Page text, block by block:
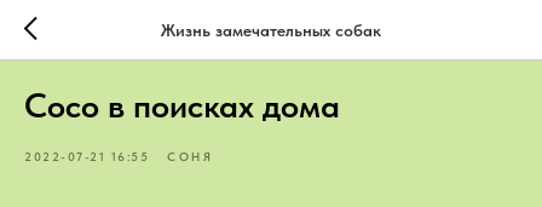
Жизнь замечательных собак
Сосо в поисках дома
2022-07-21 16:55 СОНЯ